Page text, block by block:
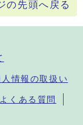
の先頭へ戻る
人情報の取扱い
よくある質問